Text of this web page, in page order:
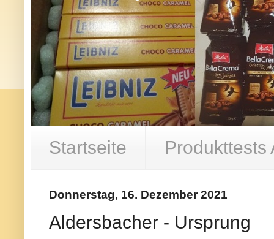
Startseite Produkttests
Donnerstag, 16. Dezember 2021
Aldersbacher - Ursprung